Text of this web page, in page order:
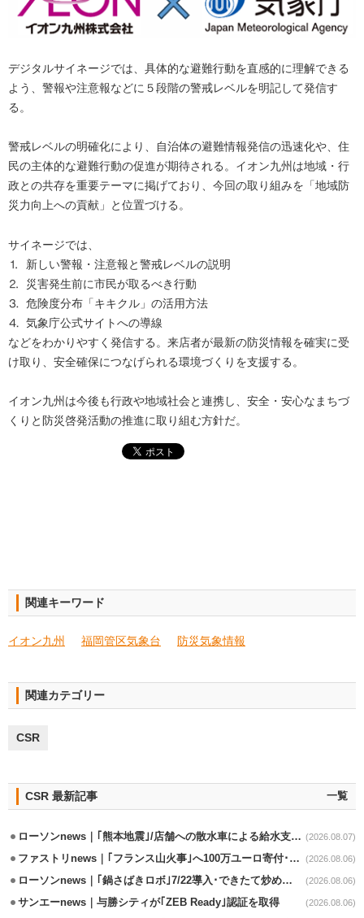
デジタルサイネージでは、具体的な避難行動を直感的に理解できる
よう、警報や注意報などに５段階の警戒レベルを明記して発信す
る。
警戒レベルの明確化により、自治体の避難情報発信の迅速化や、住
民の主体的な避難行動の促進が期待される。イオン九州は地域・行
政との共存を重要テーマに掲げており、今回の取り組みを「地域防
災力向上への貢献」と位置づける。
サイネージでは、
⒈ 新しい警報・注意報と警戒レベルの説明
⒉ 災害発生前に市民が取るべき行動
⒊ 危険度分布「キキクル」の活用方法
⒋ 気象庁公式サイトへの導線
などをわかりやすく発信する。来店者が最新の防災情報を確実に受
け取り、安全確保につなげられる環境づくりを支援する。
イオン九州は今後も行政や地域社会と連携し、安全・安心なまちづ
くりと防災啓発活動の推進に取り組む方針だ。
関連キーワード
イオン九州 福岡管区気象台 防災気象情報
関連カテゴリー
CSR
CSR 最新記事 一覧
ローソンnews｜｢熊本地震｣/店舗への散水車による給水支援を開始 (2026.08.07)
ファストリnews｜｢フランス山火事｣へ100万ユーロ寄付･衣料5万点も提供 (2026.08.06)
ローソンnews｜｢鍋さばきロボ｣7/22導入･できたて炒めメニューを提供 (2026.08.06)
サンエーnews｜与勝シティが｢ZEB Ready｣認証を取得 (2026.08.06)